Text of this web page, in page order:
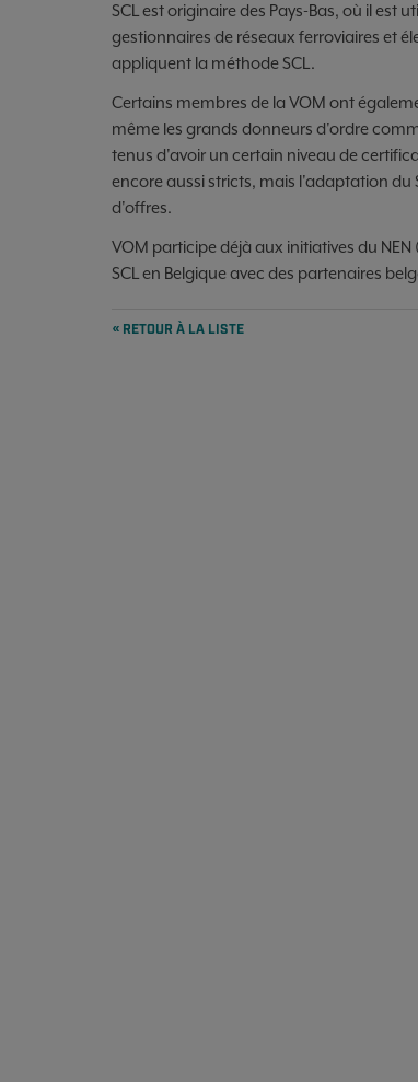
SCL est originaire des Pays-Bas, où il est
gestionnaires de réseaux ferroviaires et
appliquent la méthode SCL.
Certains membres de la VOM ont
même les grands donneurs d'ordre
tenus d'avoir un certain niveau de
encore aussi stricts, mais l'adaptation du
d'offres.
VOM participe déjà aux initiatives du
SCL en Belgique avec des partenaires
« RETOUR À LA LISTE